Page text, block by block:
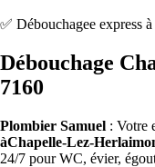
✅ Débouchagee express
Débouchage
7160
Plombier Samuel : Votre
àChapelle-Lez-
24/7 pour WC, évier,